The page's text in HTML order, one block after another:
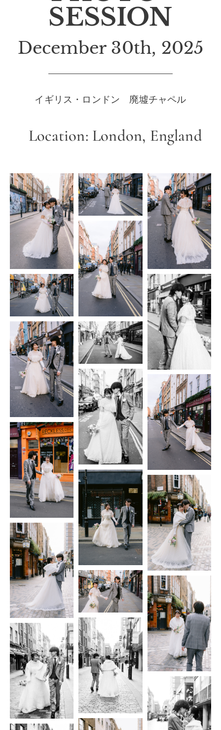
SESSION
December 30th, 2025
イギリス・ロンドン 廃墟チャペル
Location: London, England